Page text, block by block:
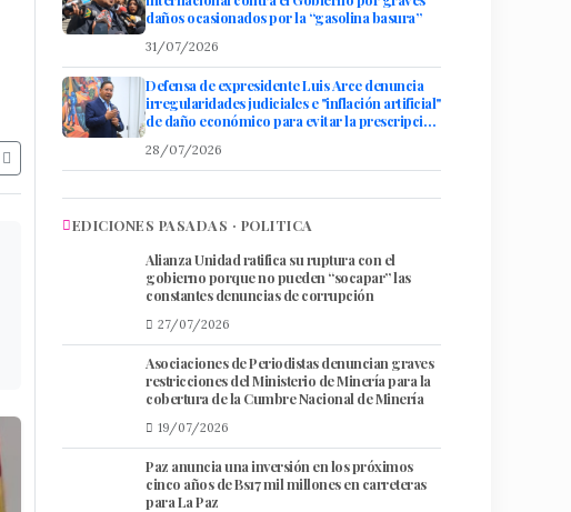
daños ocasionados por la “gasolina basura”
31/07/2026
Defensa de expresidente Luis Arce denuncia
irregularidades judiciales e "inflación artificial"
de daño económico para evitar la prescripción
28/07/2026
EDICIONES PASADAS · POLITICA
Alianza Unidad ratifica su ruptura con el
gobierno porque no pueden “socapar” las
constantes denuncias de corrupción
27/07/2026
Asociaciones de ​Periodistas denuncian graves
restricciones del Ministerio de Minería para la
cobertura de la Cumbre Nacional de Minería
19/07/2026
Paz anuncia una inversión en los próximos
cinco años de Bs17 mil millones en carreteras
para La Paz